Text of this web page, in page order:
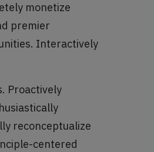
monetize
premier
Interactively
Proactively
reconceptualize
centered